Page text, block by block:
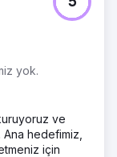
yok.
ve
hedefimiz,
için